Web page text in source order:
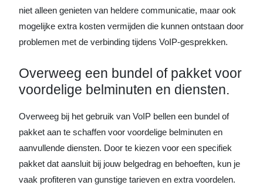
niet alleen genieten van heldere communicatie, maar ook
mogelijke extra kosten vermijden die kunnen ontstaan door
problemen met de verbinding tijdens VoIP-gesprekken.
Overweeg een bundel of pakket voor
voordelige belminuten en diensten.
Overweeg bij het gebruik van VoIP bellen een bundel of
pakket aan te schaffen voor voordelige belminuten en
aanvullende diensten. Door te kiezen voor een specifiek
pakket dat aansluit bij jouw belgedrag en behoeften, kun je
vaak profiteren van gunstige tarieven en extra voordelen.